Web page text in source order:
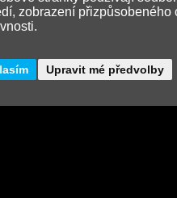
zobrazení
Upravit mé předvolby